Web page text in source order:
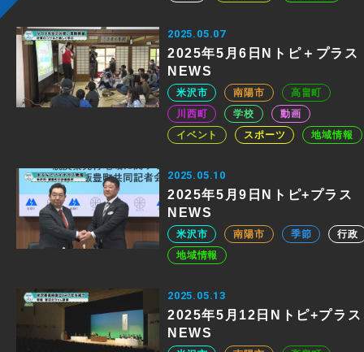
2025.05.07
2025年5月6日Nトピ＋プラス
NEWS
米沢市 南陽市
高畠町
川西町
学校
動画
イベント
スポーツ 地域情報
2025.05.10
2025年5月9日Nトピ+プラス
NEWS
米沢市 南陽市 季節
行政
地域情報
2025.05.13
2025年5月12日Nトピ+プラス
NEWS